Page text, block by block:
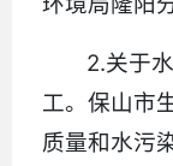
2.关于
工。保山市
质量和水污